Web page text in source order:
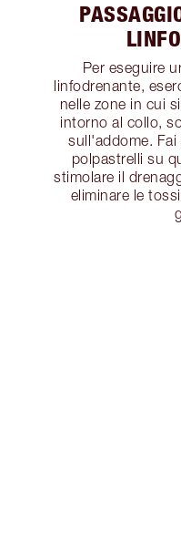
Per eseguire
linfodrenante,
nelle zone in cui
intorno al collo,
sull'addome. Fai
polpastrelli su
stimolare il
eliminare le